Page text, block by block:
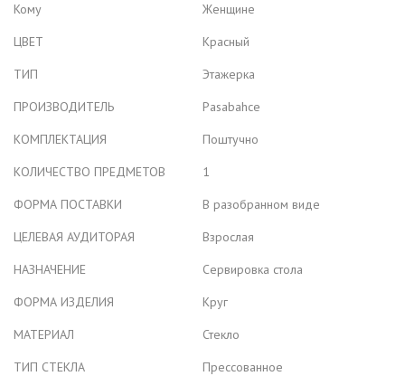
Кому
Женщине
ЦВЕТ
Красный
ТИП
Этажерка
ПРОИЗВОДИТЕЛЬ
Pasabahce
КОМПЛЕКТАЦИЯ
Поштучно
КОЛИЧЕСТВО ПРЕДМЕТОВ
1
ФОРМА ПОСТАВКИ
В разобранном виде
ЦЕЛЕВАЯ АУДИТОРАЯ
Взрослая
НАЗНАЧЕНИЕ
Сервировка стола
ФОРМА ИЗДЕЛИЯ
Круг
МАТЕРИАЛ
Стекло
ТИП СТЕКЛА
Прессованное